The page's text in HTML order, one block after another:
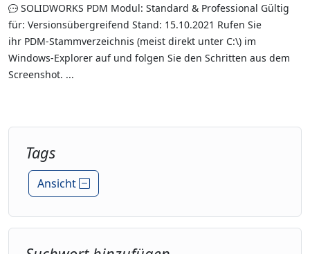
SOLIDWORKS PDM Modul: Standard & Professional Gültig
für: Versionsübergreifend Stand: 15.10.2021 Rufen Sie
ihr PDM-Stammverzeichnis (meist direkt unter C:\) im
Windows-Explorer auf und folgen Sie den Schritten aus dem
Screenshot. ...
Tags
Ansicht